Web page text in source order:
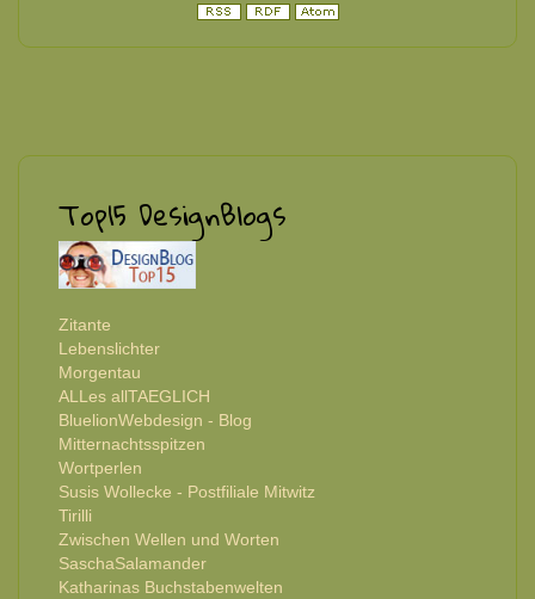
Top15 DesignBlogs
Zitante
Lebenslichter
Morgentau
ALLes allTAEGLICH
BluelionWebdesign - Blog
Mitternachtsspitzen
Wortperlen
Susis Wollecke - Postfiliale Mitwitz
Tirilli
Zwischen Wellen und Worten
SaschaSalamander
Katharinas Buchstabenwelten